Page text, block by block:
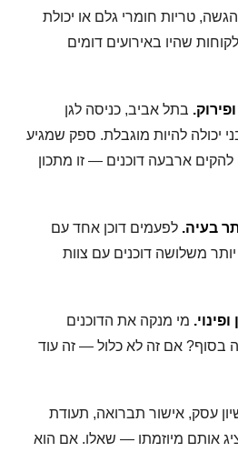
טריות חומרי גלם או יכולת
שהיו באירועים דומים
בתל אביב, כניסה לגן
יכולה להיות מוגבלת. ספק שמגיע
ארבעה דוכנים — זו מתכון
בעיה. לפעמים דוכן אחד עם
יותר משלושה דוכנים עם צוות
מי מנקה את הדוכנים
בסוף? אם זה לא כלול — זה עוד
עסק, אישור תברואה, תעודת
אותם מיוזמתו — שאלו. אם הוא